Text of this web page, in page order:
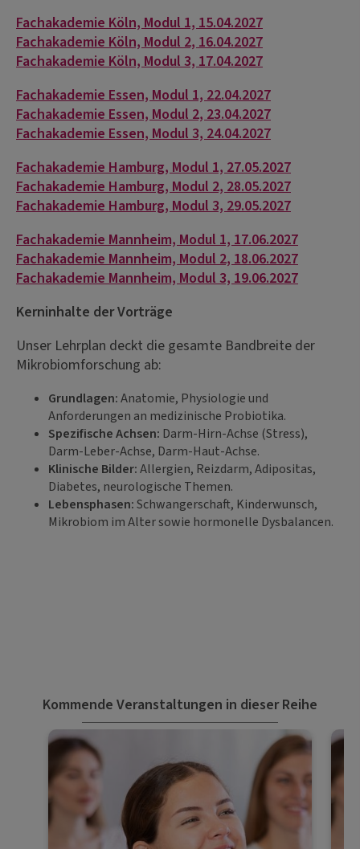
Fachakademie Köln, Modul 1, 15.04.2027
Fachakademie Köln, Modul 2, 16.04.2027
Fachakademie Köln, Modul 3, 17.04.2027
Fachakademie Essen, Modul 1, 22.04.2027
Fachakademie Essen, Modul 2, 23.04.2027
Fachakademie Essen, Modul 3, 24.04.2027
Fachakademie Hamburg, Modul 1, 27.05.2027
Fachakademie Hamburg, Modul 2, 28.05.2027
Fachakademie Hamburg, Modul 3, 29.05.2027
Fachakademie Mannheim, Modul 1, 17.06.2027
Fachakademie Mannheim, Modul 2, 18.06.2027
Fachakademie Mannheim, Modul 3, 19.06.2027
Kerninhalte der Vorträge
Unser Lehrplan deckt die gesamte Bandbreite der
Mikrobiomforschung ab:
Grundlagen:Anatomie, Physiologie und
Anforderungen an medizinische Probiotika.
Spezifische Achsen: Darm-Hirn-Achse (Stress),
Darm-Leber-Achse, Darm-Haut-Achse.
Klinische Bilder:Allergien, Reizdarm, Adipositas,
Diabetes, neurologische Themen.
Lebensphasen:Schwangerschaft, Kinderwunsch,
Mikrobiom im Alter sowie hormonelle Dysbalancen.
Kommende Veranstaltungen in dieser Reihe